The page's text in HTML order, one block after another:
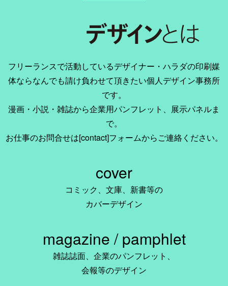
フリーランスで活動しているデザイナー・ハラダの印刷媒
体ならなんでも請け負わせて頂きたい個人デザイン事務所
です。
漫画・小説・雑誌から企業用パンフレット、展示パネルま
で。
お仕事のお問合せは[contact]フォームからご連絡ください。
cover
コミック、文庫、新書等の
カバーデザイン
magazine / pamphlet
雑誌誌面、企業のパンフレット、
会報等のデザイン